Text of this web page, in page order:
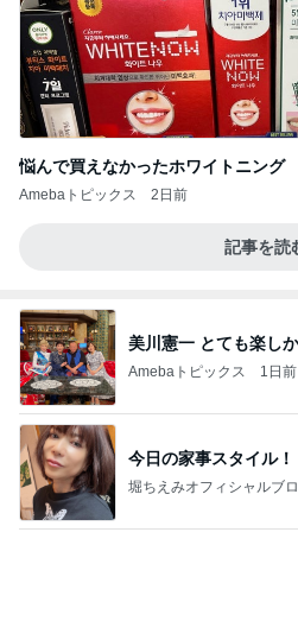
悩んで買えなかったホワイトニング
Amebaトピックス 2日前
記事を読
美川憲一 とても楽し
Amebaトピックス 1日前
今日の家事スタイル！
堀ちえみオフィシャルブ